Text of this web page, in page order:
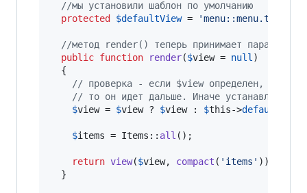
//мы установили шаблон по умолчанию
protected
$defaultView = 'menu::menu.template
//метод render() теперь принимает параметр
public function render($view = null )
  {
// проверка - если $view определен,
// то он идет дальше. Иначе
$view = $view ? $view : $this->defaultView
$items = Items:: all ();
return view($view, compact ( ' items ' ));
  }